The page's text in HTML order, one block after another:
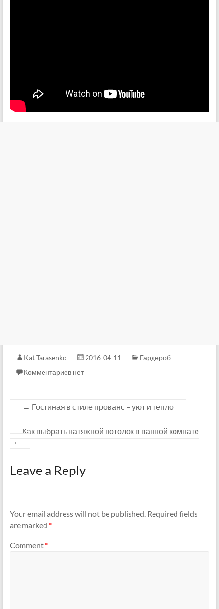
Kat Tarasenko 2016-04-11
Гардероб
Комментариев нет
← Гостиная в стиле прованс – уют и тепло
Как выбрать натяжной потолок в ванной комнате
→
Leave a Reply
Your email address will not be published. Required fields
are marked *
Comment *